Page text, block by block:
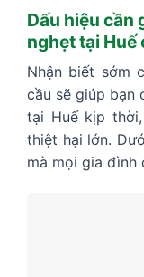
Dấu hiệu cần
nghẹt tại
Nhận biết sớm
cầu sẽ giúp bạn
tại Huế kịp
thiệt hại lớn.
mà mọi gia đình